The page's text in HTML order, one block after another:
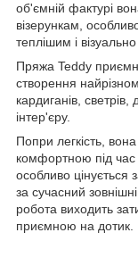
об'ємній фактурі
візерункам,
теплішим і
Пряжа Teddy
створення
кардиганів,
інтер'єру.
Попри легкість,
комфортною під час
особливо цінується
за сучасний
робота виходить
приємною на дотик.